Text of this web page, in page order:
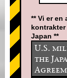
** Vi er en
Japan **
U.S.
the